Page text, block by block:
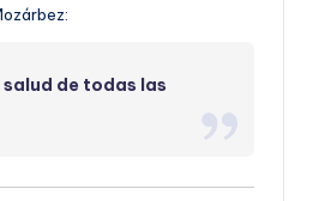
de todas las